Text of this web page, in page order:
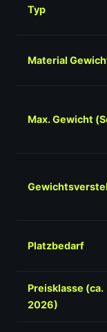
Typ
Material
Max. Gewicht
Platzbedarf
Preisklasse (ca.
2026)